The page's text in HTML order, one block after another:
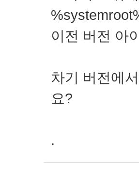
이전 버전 아
차기 버전에
요?
.